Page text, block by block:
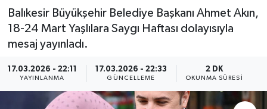
Balıkesir Büyükşehir Belediye Başkanı Ahmet Akın,
18-24 Mart Yaşlılara Saygı Haftası dolayısıyla
mesaj yayınladı.
17.03.2026 - 22:11
YAYINLANMA
17.03.2026 - 22:33
GÜNCELLEME
2 DK
OKUNMA SÜRESI